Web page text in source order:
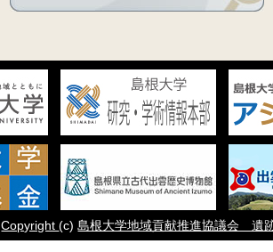
Copyright(c)島根大学地域貢献推進協議会 遺